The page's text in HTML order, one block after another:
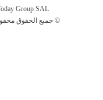
Group SAL
جميع الحقوق محفوظة لمجموعة العرب اليوم الاعلامية 2025 ©